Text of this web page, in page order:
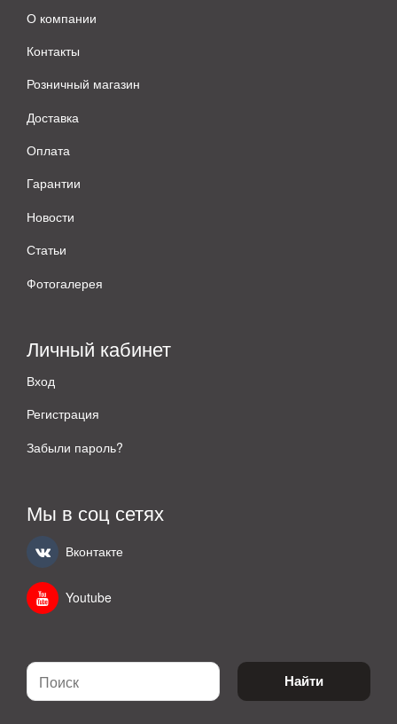
О компании
Контакты
Розничный магазин
Доставка
Оплата
Гарантии
Новости
Статьи
Фотогалерея
Личный кабинет
Вход
Регистрация
Забыли пароль?
Мы в соц сетях
Вконтакте
Youtube
Найти